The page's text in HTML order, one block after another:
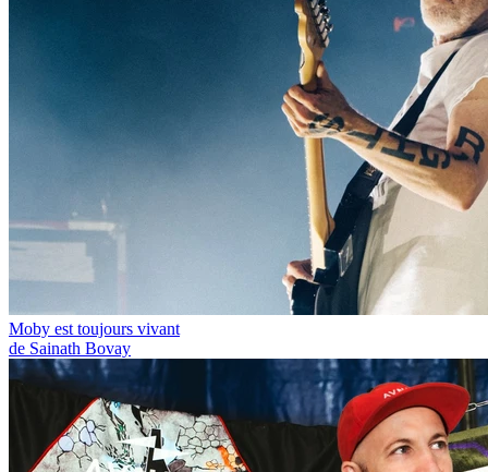
Moby est toujours vivant
de Sainath Bovay